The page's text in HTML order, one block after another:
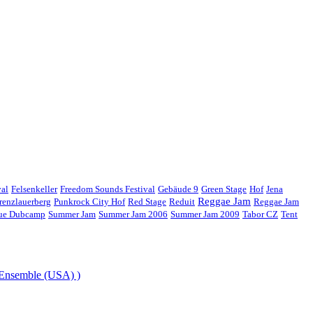
Felsenkeller Freedom Sounds Festival Gebäude 9 Green Stage Hof Jena
Punkrock City Hof Red Stage Reduit Reggae Jam Reggae Jam
Dubcamp Summer Jam Summer Jam 2006 Summer Jam 2009 Tabor CZ Tent
(USA) )